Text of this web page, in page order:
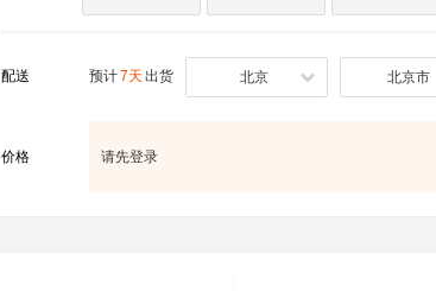
配送 预计7天 出货 北京 北京市
价格 请先登录